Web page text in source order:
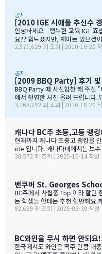
들은 댓글로 남겨주시면, 카톡
사합니다.…
선택이였는데......추천 받은 세
마인드가 확실하고 고객을 끝까
국 학생이 적은 웨스트 벤쿠버.
eild.....최고의 선택이였습니다.
ell party입니다.지난 주에 큰애
에 떠나는 한국 아이 2명을 위한
학년 아이들끼리 노벤에 있는
왔습니다.둘째는 친했던 친구들
아가면서 sleep over하느라 집에
공지
[2010 IGE 시애틀 추신수
안녕하세요 행복한 교육 IGE 죠
요?? 힘드셨지만, 재미는 있으셨
가족분들이 참석하셨으며, 무사히
습니다. 감사합니다...꾸벅!!!
국경에서 장작 3시간동안 시간
그래두 미국땅은 밟아보았죠~~
보고~~~따뜻한 햇빛아래에서
아버님/어머님들의 여유스러운
요~~~응원도 힘차게 하며...단지
않아서 아쉬웠지만...........( 쫌
떠나면 고생이죠??? ㅋㅋㅋㅋㅋ
2,971,629 회 조회 | 2010-10-20
공지
[2009 BBQ Party] 후기 및
BBQ Party 때 사진협찬 해 주신
에서 촬영한 사진 올려 드립니다.
습 잘 찾아 보세요..혹시나 빠진 가
3,163,292 회 조회 | 2010-10-20
현재까지 캐나다 초중고 랭킹을
ute 입니다. 캐나다내에서는 보
하여간일반적으로 학교 랭킹 하면
고등학교의 경우 (9개 지표):평
졸업률 (Diploma completion
taken per student)진급 지연
시험 낙제율 (Percentage of
이 (School vs. exam mark
36,572 회 조회 | 2025-10-14 작성
BC주에서 사립중 Top 이라 할만
는 학생들 한테는 추천 할만해요.
대학 진학은 그저그런 학교도 많
ent TuitionCanadian
Non-Resident Canadian
nts$99,500
92,639 회 조회 | 2025-05-30 작성
한국에서도 와인은 맥주 만큼 대